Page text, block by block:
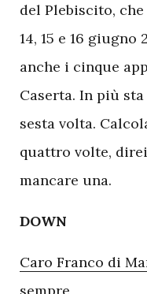
del Plebiscito, che
14, 15 e 16
anche i cinque
Caserta. In più
sesta volta.
quattro volte,
mancare una.
DOWN
Caro Franco di